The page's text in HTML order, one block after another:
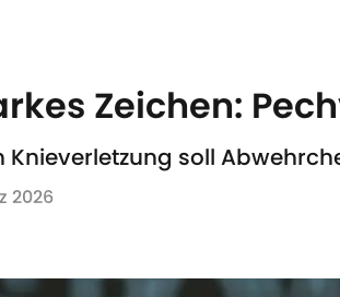
Zeichen:
Knieverletzung soll
2026